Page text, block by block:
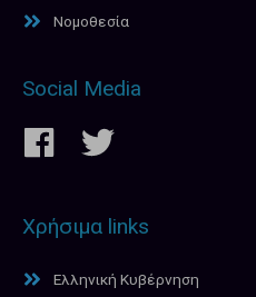
Νομοθεσία
Social Media
Χρήσιμα links
Ελληνική Κυβέρνηση